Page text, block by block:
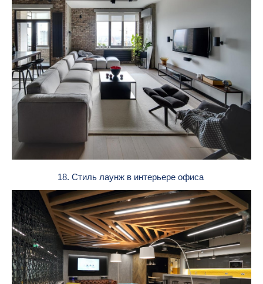
18. Стиль лаунж в интерьере офиса